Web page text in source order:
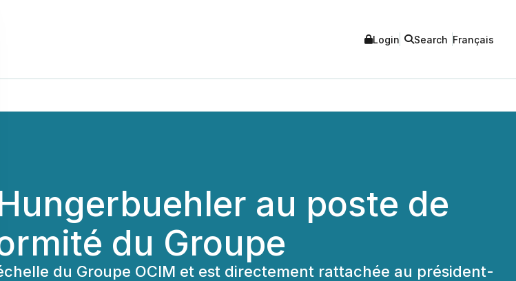
Login Search Français
au poste de
du Groupe
du Groupe OCIM et est directement rattachée au président-